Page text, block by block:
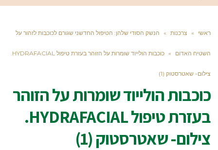
ראשי » צרכנות » הנשק הסודי שלהן: הטיפול החדשני שגורם לכוכבות לזהור על
השטיח האדום » כוכבות הולייוד שומרות על הזוהר בעזרת טיפול HYDRAFACIAL.
צילום- שאטרסטוק (1)
כוכבות הולייוד שומרות על הזוהר
בעזרת טיפול HYDRAFACIAL.
צילום- שאטרסטוק (1)